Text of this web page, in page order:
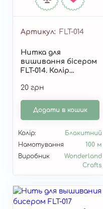
Артикул FLT-014
Нитка для
вишивання бісером
FLT-014. Колір
20 грн
Додати в кошик
Колір:
Блакитний
Намотування
100 м
Виробник
Wonderland
Crafts